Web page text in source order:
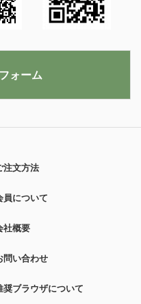
注文方法
員について
社概要
問い合わせ
奨ブラウザについて
ォーム